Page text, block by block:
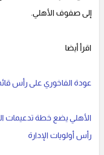
إلى صفوف الأهلي.
اقرأ أيضا
عودة الفاخوري على رأس
رأس أولويات الإدارة